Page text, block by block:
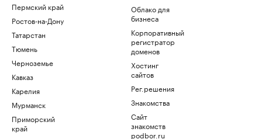
Пермский край
Ростов-на-Дону
Татарстан
Тюмень
Черноземье
Кавказ
Карелия
Мурманск
Приморский
край
Облако для
бизнеса
Корпоративный
регистратор
доменов
Хостинг
сайтов
Рег.решения
Знакомства
Сайт
знакомств
podbor.ru